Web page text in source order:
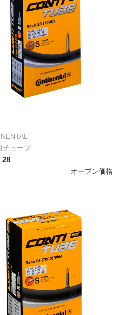
チューブ
28
オープン価格